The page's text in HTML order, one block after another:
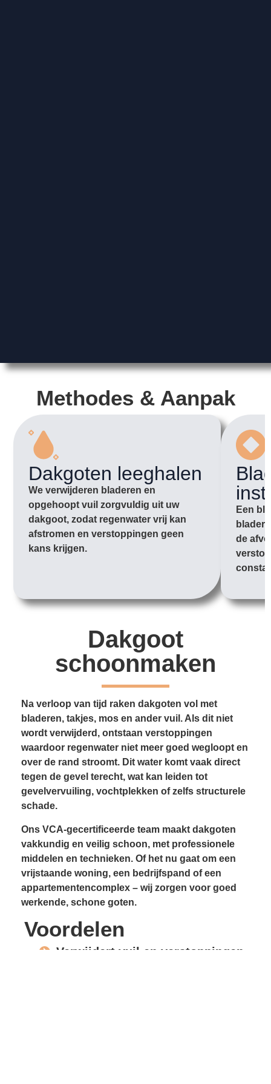
Methodes & Aanpak
Dakgoten leeghalen
We verwijderen bladeren en
opgehoopt vuil zorgvuldig uit uw
dakgoot, zodat regenwater vrij kan
afstromen en verstoppingen geen
kans krijgen.
Een
de
Dakgoot
schoonmaken
Na verloop van tijd raken dakgoten vol met
bladeren, takjes, mos en ander vuil. Als dit niet
wordt verwijderd, ontstaan verstoppingen
waardoor regenwater niet meer goed wegloopt en
over de rand stroomt. Dit water komt vaak direct
tegen de gevel terecht, wat kan leiden tot
gevelvervuiling, vochtplekken of zelfs structurele
schade.
Ons VCA-gecertificeerde team maakt dakgoten
vakkundig en veilig schoon, met professionele
middelen en technieken. Of het nu gaat om een
vrijstaande woning, een bedrijfspand of een
appartementencomplex – wij zorgen voor goed
werkende, schone goten.
Voordelen
Verwijdert vuil en verstoppingen